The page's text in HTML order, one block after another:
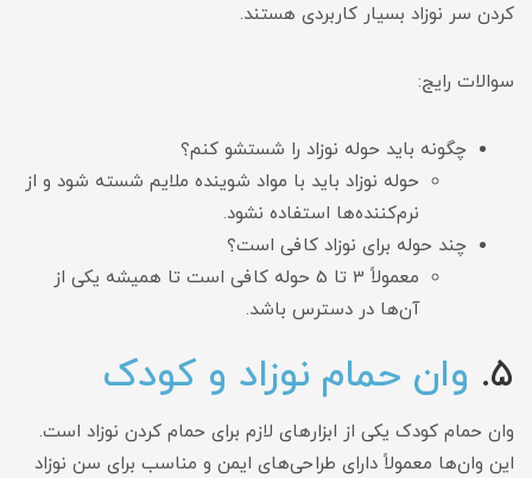
کردن سر نوزاد بسیار کاربردی هستند.
سوالات رایج:
چگونه باید حوله نوزاد را شستشو کنم؟
حوله نوزاد باید با مواد شوینده ملایم شسته شود و از
نرم‌کننده‌ها استفاده نشود.
چند حوله برای نوزاد کافی است؟
معمولاً 3 تا 5 حوله کافی است تا همیشه یکی از
آن‌ها در دسترس باشد.
5. وان حمام نوزاد و کودک
وان حمام کودک یکی از ابزارهای لازم برای حمام کردن نوزاد است.
این وان‌ها معمولاً دارای طراحی‌های ایمن و مناسب برای سن نوزاد